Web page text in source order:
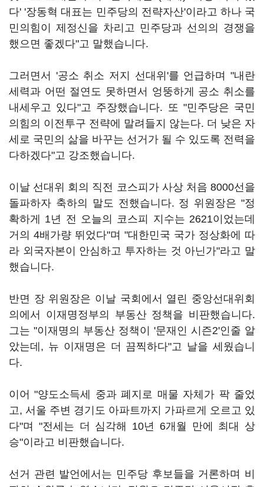
다' '장동혁 대표는 민주당의 전략자산'이라고 하나 국
민의힘이 제정신을 차리고 민주당과 선의의 경쟁을
했으면 좋겠다"고 말했습니다.
그러면서 '공소 취소 저지 선대위'를 언급하며 "내란
세력과 어떤 절연도 못하면서 엉뚱하게 공소 취소를
내세우고 있다"고 주장했습니다. 또 "민주당은 국민
의힘의 이전투구 전략에 말려들지 않는다. 더 낮은 자
세로 국민의 삶을 바꾸는 선거가 될 수 있도록 전력을
다하겠다"고 강조했습니다.
이날 선대위 회의 직전 코스피가 사상 처음 8000선을
돌파하자 축하의 말도 전했습니다. 정 위원장은 "정
확하게 1년 전 오늘의 코스피 지수는 2621이었는데
거의 4배가량 뛰었다"며 "대한민국 국가 정상화에 따
라 외국자본이 안심하고 투자하는 것 아닌가"라고 말
했습니다.
반면 장 위원장은 이날 국회에서 열린 중앙선대위회
의에서 이재명정부의 부동산 정책을 비판했습니다.
그는 "이재명의 부동산 정책이 '문재인 시즌2'인줄 알
았는데, 뉴 이재명은 더 끔찍하다"고 날을 세웠습니
다.
이어 "양도소득세 중과 폐지로 매물 자체가 팍 줄었
고, 서울 주변 경기도 아파트까지 가파르게 오르고 있
다"며 "전세는 더 심각해 10년 6개월 만에 최대 상
승"이라고 비판했습니다.
선거 관련 발언에서는 민주당 후보들을 거론하며 비